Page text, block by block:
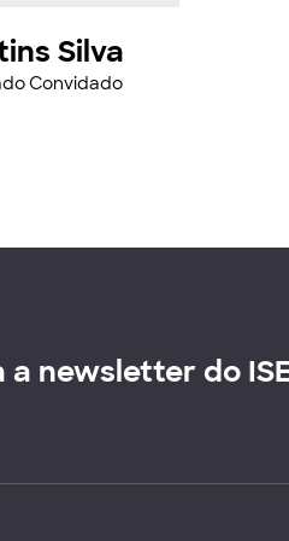
Silva
Convidado
a newsletter do